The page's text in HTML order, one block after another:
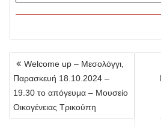
Πλοήγηση
Welcome up – Μεσολόγγι,
Παρασκευή 18.10.2024 –
19.30 το απόγευμα – Μουσείο
Οικογένειας Τρικούπη